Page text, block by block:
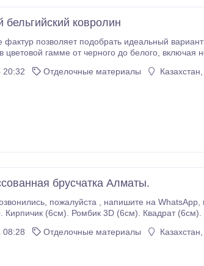
бельгийский ковролин
позволяет подобрать идеальный вариант как для укладки в
до белого, включая несколько оттенков красного, синего, зеленого, присутствуют также
гипоаллергенным.
20:32 Отделочные материалы
брусчатка Алматы.
Вам ответим! Брусчатка ( под автомобиль) от
Кирпичик (6см). Ромбик 3D (6см). Квадрат
08:28 Отделочные материалы